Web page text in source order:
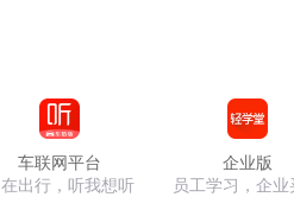
车联网平台
在出行，听我想听
企业版
员工学习，企业